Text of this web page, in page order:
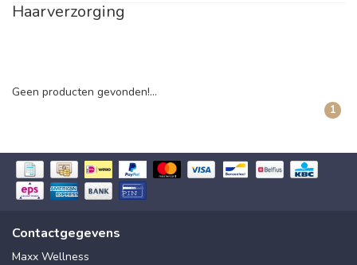
Haarverzorging
Geen producten gevonden!...
1
Contactgegevens
Maxx Wellness